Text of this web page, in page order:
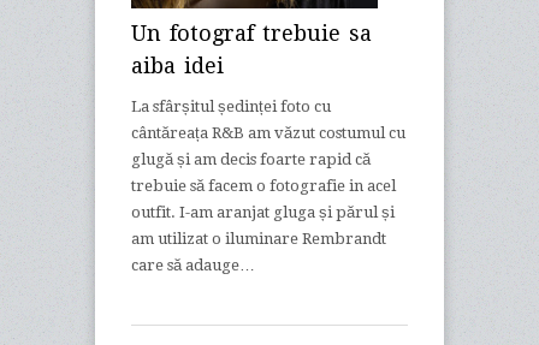
Un fotograf trebuie sa
aiba idei
La sfârșitul ședinței foto cu
cântăreața R&B am văzut costumul cu
glugă și am decis foarte rapid că
trebuie să facem o fotografie in acel
outfit. I-am aranjat gluga și părul și
am utilizat o iluminare Rembrandt
care să adauge…